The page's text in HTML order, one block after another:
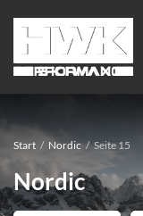
Start / Nordic / Seite 15
Nordic